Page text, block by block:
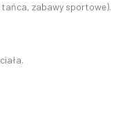
zabawy sportowe).